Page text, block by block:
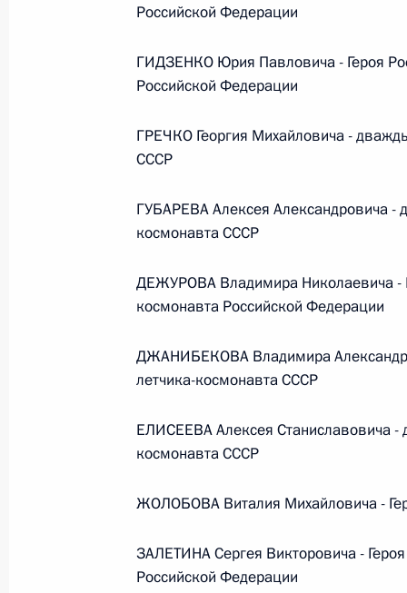
Федеральный закон от
26 июля 2026 года
Федеральный закон от
по вопросам внутренних дел и миграции
26 июля 2026 года
О внесении изменений в Кодекс
Федерального закона «Об обеспечении
Федеральный закон от
Российской Федерации
ГИДЗЕНКО Юрия Павловича - Героя
Российской Федерации
ГРЕЧКО Георгия Михайловича -
СССР
ГУБАРЕВА Алексея Александровича -
космонавта СССР
ДЕЖУРОВА Владимира Николаевича -
космонавта Российской Федерации
ДЖАНИБЕКОВА Владимира
летчика-космонавта СССР
ЕЛИСЕЕВА Алексея Станиславовича -
космонавта СССР
ЖОЛОБОВА Виталия Михайловича -
ЗАЛЕТИНА Сергея Викторовича -
Российской Федерации